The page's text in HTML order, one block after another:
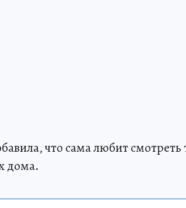
что сама любит смотреть
дома.